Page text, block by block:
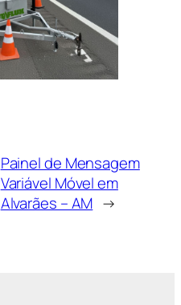
Painel de Mensagem
Variável Móvel em
Alvarães – AM →